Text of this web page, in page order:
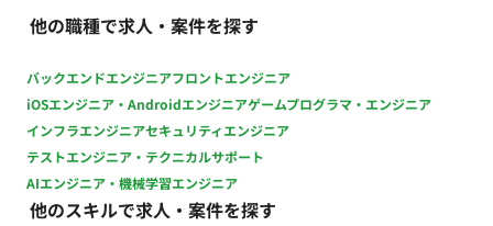
テム監視環境の整備 ・ログ分析および障害対応 ・品質改善施策
の立案・実行 ・開発フローの改善提案 【技術選定・プロダクト
開発メンバーとの設計レビュー ・プロダクト改善提案 ■チーム
体制 ・開発組織：約10名規模 ・代表、開発責任者と近い距離で
開発を推進 ・少数精鋭のため、職種の垣根を超えて連携する環
境 ・事業サイドとのコミュニケーション機会が多く、顧客の声
を直接プロダクトへ反映可能 ■開発環境 言語：Python、Go、C
／C++、TypeScript フレームワーク：FastAPI、Flask、Gin、
他の職種で求人・案件を探す
バックエンドエンジニアフロントエンジニア
iOSエンジニア・Androidエンジニアゲームプログラマ・エンジニア
インフラエンジニアセキュリティエンジニア
テストエンジニア・テクニカルサポート
AIエンジニア・機械学習エンジニア
他のスキルで求人・案件を探す